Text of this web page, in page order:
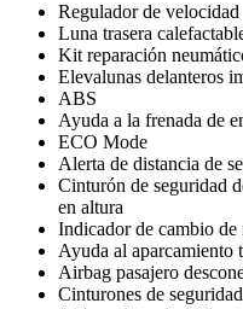
Regulador de velocidad
Luna trasera
Kit reparación
Elevalunas delanteros
ABS
Ayuda a la frenada de
ECO Mode
Alerta de distancia de
Cinturón de seguridad
en altura
Indicador de cambio de
Ayuda al aparcamiento
Airbag pasajero
Cinturones de